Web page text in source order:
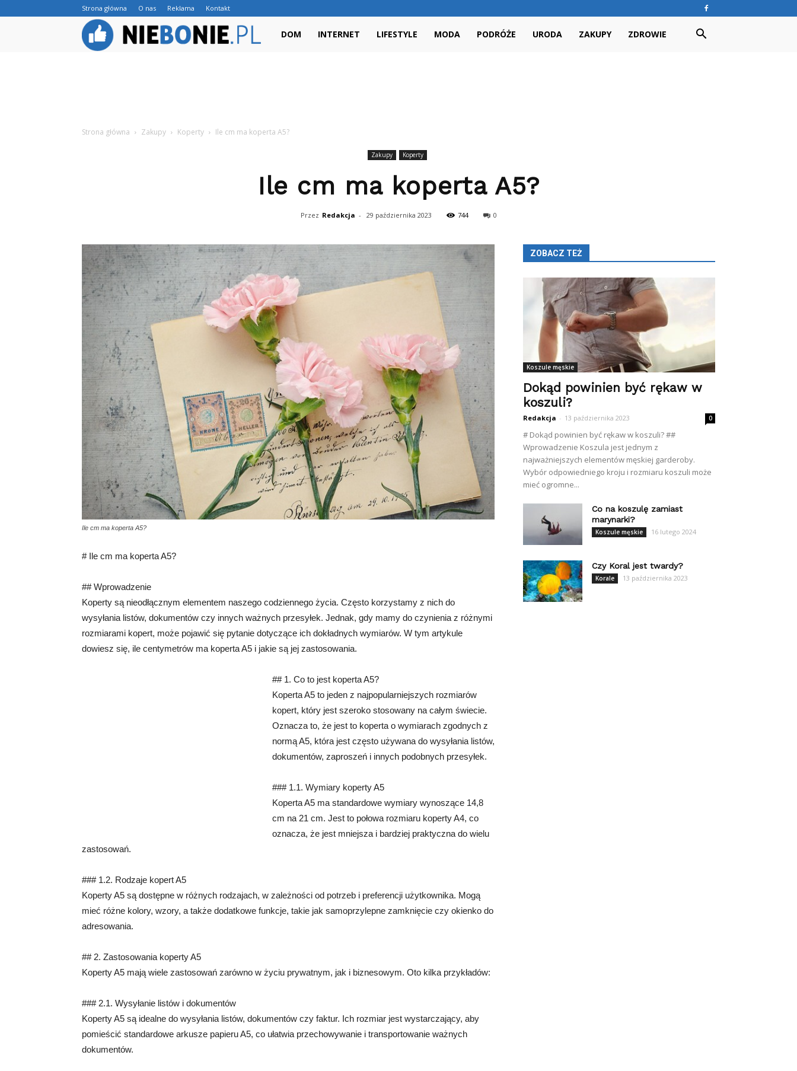
Strona główna O nas Reklama Kontakt
NieBoNie.pl
DOM INTERNET LIFESTYLE MODA PODRÓŻE URODA ZAKUPY ZDROWIE
Strona główna Zakupy Koperty Ile cm ma koperta A5?
Zakupy Koperty
Ile cm ma koperta A5?
Przez Redakcja - 29 października 2023 744 0
Ile cm ma koperta A5?
# Ile cm ma koperta A5?
## Wprowadzenie
Koperty są nieodłącznym elementem naszego codziennego życia. Często korzystamy z nich do
wysyłania listów, dokumentów czy innych ważnych przesyłek. Jednak, gdy mamy do czynienia z różnymi
rozmiarami kopert, może pojawić się pytanie dotyczące ich dokładnych wymiarów. W tym artykule
dowiesz się, ile centymetrów ma koperta A5 i jakie są jej zastosowania.
## 1. Co to jest koperta A5?
Koperta A5 to jeden z najpopularniejszych rozmiarów
kopert, który jest szeroko stosowany na całym świecie.
Oznacza to, że jest to koperta o wymiarach zgodnych z
normą A5, która jest często używana do wysyłania listów,
dokumentów, zaproszeń i innych podobnych przesyłek.
### 1.1. Wymiary koperty A5
Koperta A5 ma standardowe wymiary wynoszące 14,8
cm na 21 cm. Jest to połowa rozmiaru koperty A4, co
oznacza, że jest mniejsza i bardziej praktyczna do wielu
zastosowań.
### 1.2. Rodzaje kopert A5
Koperty A5 są dostępne w różnych rodzajach, w zależności od potrzeb i preferencji użytkownika. Mogą
mieć różne kolory, wzory, a także dodatkowe funkcje, takie jak samoprzylepne zamknięcie czy okienko do
adresowania.
## 2. Zastosowania koperty A5
Koperty A5 mają wiele zastosowań zarówno w życiu prywatnym, jak i biznesowym. Oto kilka przykładów:
### 2.1. Wysyłanie listów i dokumentów
Koperty A5 są idealne do wysyłania listów, dokumentów czy faktur. Ich rozmiar jest wystarczający, aby
pomieścić standardowe arkusze papieru A5, co ułatwia przechowywanie i transportowanie ważnych
dokumentów.
ZOBACZ TEŻ
Koszule męskie
Dokąd powinien być rękaw w
koszuli?
Redakcja - 13 października 2023 0
# Dokąd powinien być rękaw w koszuli? ##
Wprowadzenie Koszula jest jednym z
najważniejszych elementów męskiej garderoby.
Wybór odpowiedniego kroju i rozmiaru koszuli może
mieć ogromne...
Co na koszulę zamiast
marynarki?
Koszule męskie 16 lutego 2024
Czy Koral jest twardy?
Korale 13 października 2023